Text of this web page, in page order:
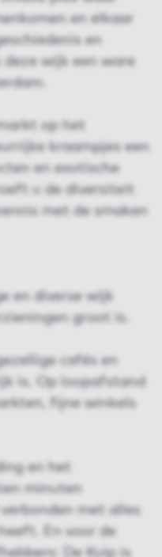
en elkaar
en
deze wijk een ware
op het
kraampjes een
en exotische
u de diversiteit
met de smaken
en diverse wijk
groot is.
cafés en
is. Op loopafstand
fijne winkels
en het
minuten
met alles
En voor de
De Kuip is